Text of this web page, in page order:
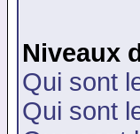
Niveaux
Qui sont
Qui sont